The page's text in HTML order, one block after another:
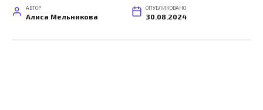
АВТОР
Алиса Мельникова
ОПУБЛИКОВАНО
30.08.2024